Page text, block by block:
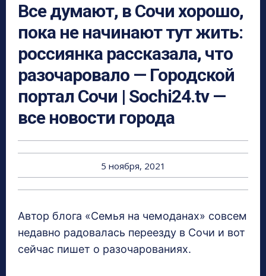
Все думают, в Сочи хорошо,
пока не начинают тут жить:
россиянка рассказала, что
разочаровало — Городской
портал Сочи | Sochi24.tv —
все новости города
5 ноября, 2021
Автор блога «Семья на чемоданах» совсем
недавно радовалась переезду в Сочи и вот
сейчас пишет о разочарованиях.